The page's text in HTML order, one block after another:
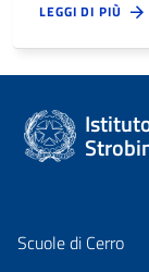
LEGGI DI PIÙ
Scuole di Cerro